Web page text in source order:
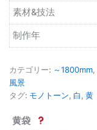
素材&技法
制作年
カテゴリー: ～1800mm,
風景
タグ: モノトーン, 白, 黄
黄袋